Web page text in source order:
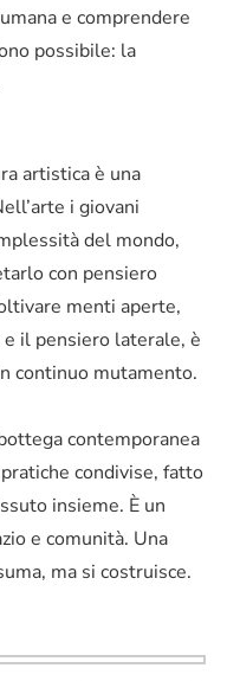
e comprendere
possibile: la
artistica è una
i giovani
del mondo,
con pensiero
menti aperte,
il pensiero laterale, è
continuo mutamento.
contemporanea
condivise, fatto
insieme. È un
e comunità. Una
ma si costruisce.